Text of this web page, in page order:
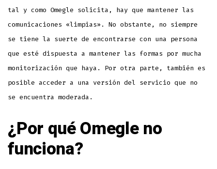
tal y como Omegle solicita, hay que mantener las
comunicaciones «limpias». No obstante, no siempre
se tiene la suerte de encontrarse con una persona
que esté dispuesta a mantener las formas por mucha
monitorización que haya. Por otra parte, también es
posible acceder a una versión del servicio que no
se encuentra moderada.
¿Por qué Omegle no
funciona?